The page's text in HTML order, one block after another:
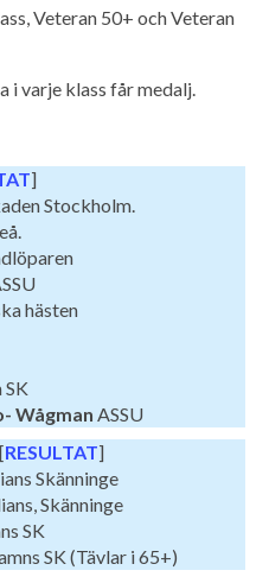
Veteran 50+ och Veteran
i varje klass får medalj.
]
Stockholm.
hästen
SK
Wågman ASSU
RESULTAT]
Skänninge
Skänninge
SK
SK (Tävlar i 65+)